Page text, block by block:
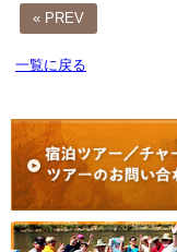
« PREV
一覧に戻る